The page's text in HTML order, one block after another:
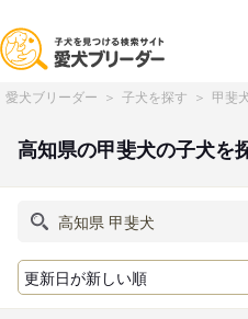
愛犬ブリーダー 子犬を探す 甲斐
高知県の甲斐犬の子犬を